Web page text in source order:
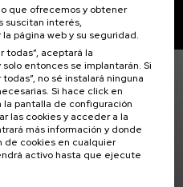
Seguir leyendo
que ofrecemos y obtener
suscitan interés,
página web y su seguridad.
todas”, aceptará la
entonces se implantarán. Si
no sé instalará ninguna
Si hace click en
la pantalla de configuración
las cookies y acceder a la
más información y donde
de cookies en cualquier
activo hasta que ejecute